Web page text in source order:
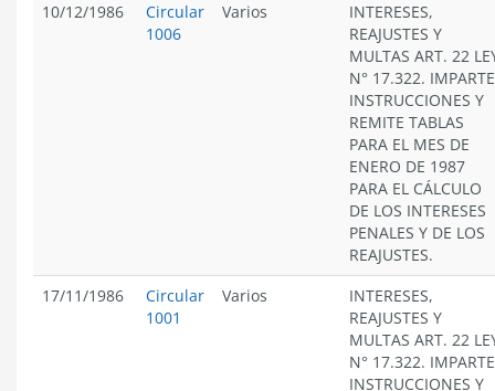
10/12/1986
Circular
1006
Varios
INTERESES,
REAJUSTES Y
MULTAS ART. 22
N° 17.322. IMPARTE
INSTRUCCIONES Y
REMITE TABLAS
PARA EL MES DE
ENERO DE 1987
PARA EL CÁLCULO
DE LOS INTERESES
PENALES Y DE LOS
REAJUSTES.
17/11/1986
Circular
1001
Varios
INTERESES,
REAJUSTES Y
MULTAS ART. 22
N° 17.322. IMPARTE
INSTRUCCIONES Y